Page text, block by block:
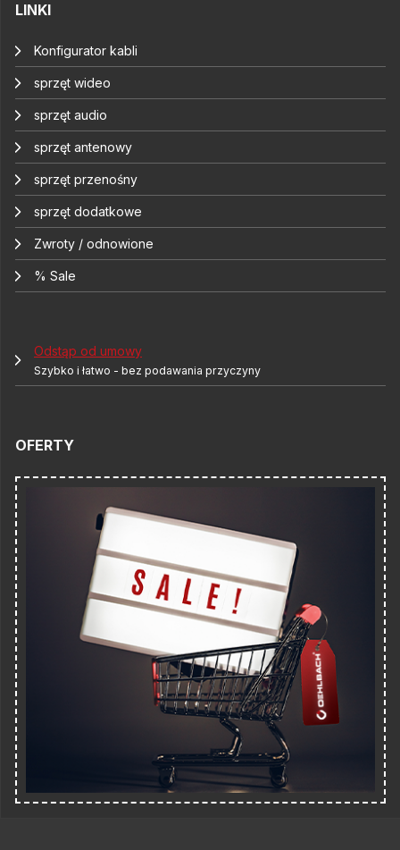
LINKI
Konfigurator kabli
sprzęt wideo
sprzęt audio
sprzęt antenowy
sprzęt przenośny
sprzęt dodatkowe
Zwroty / odnowione
% Sale
Odstąp od umowy
Szybko i łatwo - bez podawania przyczyny
OFERTY